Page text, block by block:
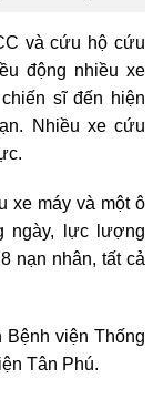
và cứu hộ cứu
động nhiều xe
sĩ đến hiện
Nhiều xe cứu
xe máy và một ô
ngày, lực lượng
nạn nhân, tất cả
Bệnh viện Thống
Tân Phú.